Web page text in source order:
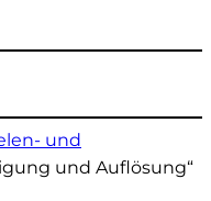
und
und Auflösung“